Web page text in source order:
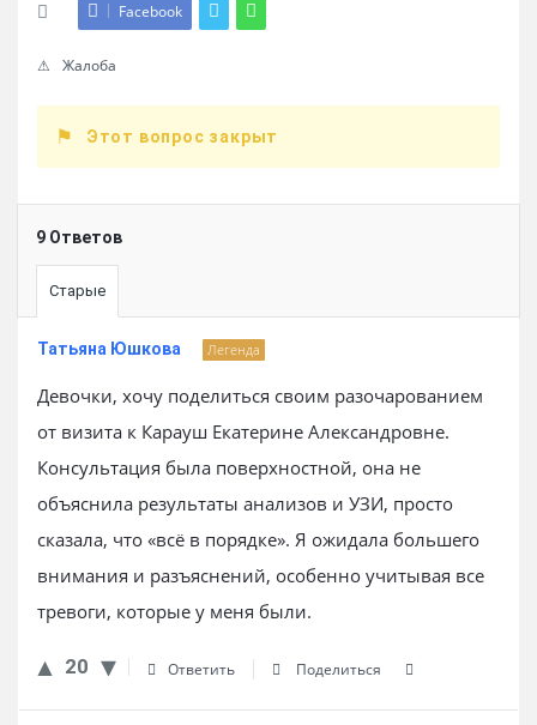
Facebook
Жалоба
Этот вопрос закрыт
9 Ответов
Старые
Татьяна Юшкова Легенда
Девочки, хочу поделиться своим разочарованием
от визита к Карауш Екатерине Александровне.
Консультация была поверхностной, она не
объяснила результаты анализов и УЗИ, просто
сказала, что «всё в порядке». Я ожидала большего
внимания и разъяснений, особенно учитывая все
тревоги, которые у меня были.
20 Ответить Поделиться